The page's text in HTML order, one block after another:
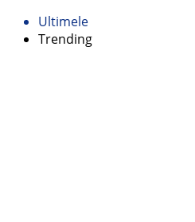
Ultimele
Trending